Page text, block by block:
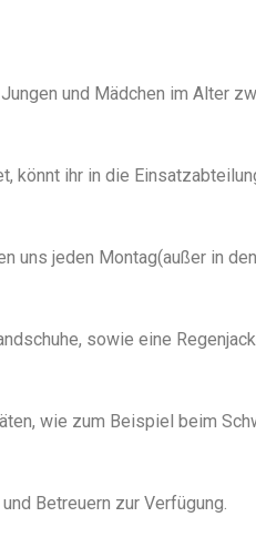
und Mädchen im Alter
könnt ihr in die
uns jeden Montag(außer in
sowie eine
wie zum Beispiel beim
Betreuern zur Verfügung.